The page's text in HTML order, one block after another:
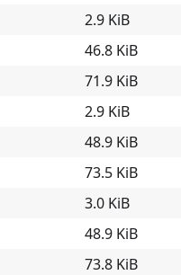
2.9 KiB
46.8 KiB
71.9 KiB
2.9 KiB
48.9 KiB
73.5 KiB
3.0 KiB
48.9 KiB
73.8 KiB